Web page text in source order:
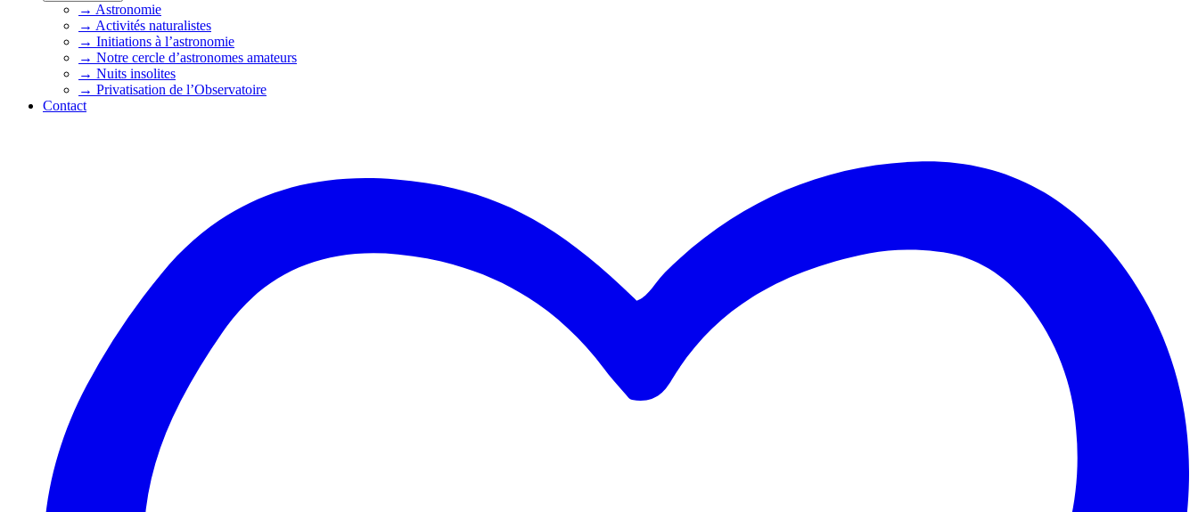
→ Astronomie
→ Activités naturalistes
→ Initiations à l’astronomie
→ Notre cercle d’astronomes amateurs
→ Nuits insolites
→ Privatisation de l’Observatoire
Contact